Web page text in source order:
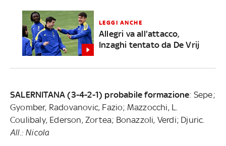
LEGGI ANCHE
Allegri va all'attacco,
Inzaghi tentato da De Vrij
SALERNITANA (3-4-2-1) probabile formazione: Sepe;
Gyomber, Radovanovic, Fazio; Mazzocchi, L.
Coulibaly, Ederson, Zortea; Bonazzoli, Verdi; Djuric.
All.: Nicola